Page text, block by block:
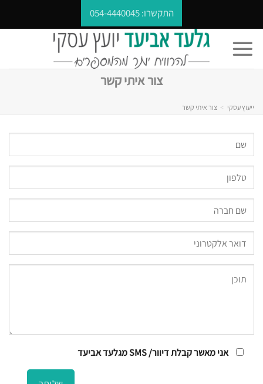
content
התקשרו:054-4440045
צור איתי קשר
ייעוץ עסקי > צור איתי קשר
אני מאשר קבלת דיוור/ SMS מגלעד אביעד